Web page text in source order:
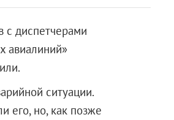
с диспетчерами
авиалиний»
ситуации.
его, но, как позже